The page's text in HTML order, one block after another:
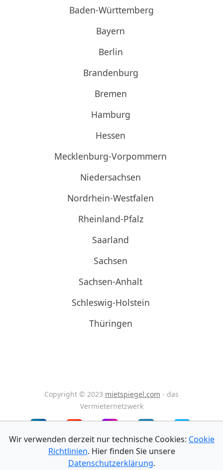
Baden-Württemberg
Bayern
Berlin
Brandenburg
Bremen
Hamburg
Hessen
Mecklenburg-Vorpommern
Niedersachsen
Nordrhein-Westfalen
Rheinland-Pfalz
Saarland
Sachsen
Sachsen-Anhalt
Schleswig-Holstein
Thüringen
Copyright © 2023 mietspiegel.com - das
Vermieternetzwerk
Impressum Datenschutz AGB
Wir verwenden derzeit nur technische Cookies: Cookie
Richtlinien. Hier finden Sie unsere
Datenschutzerklärung.